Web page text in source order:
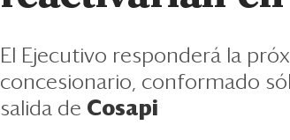
El Ejecutivo responderá la
concesionario, conformado
salida de Cosapi